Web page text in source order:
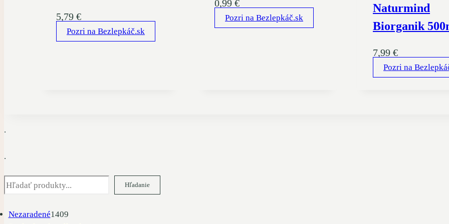
5,79 €
Pozri na Bezlepkáč.sk
0,99 €
Pozri na Bezlepkáč.sk
Naturmind
Biorganik
7,99 €
Pozri na
.
.
Hľadať Hľadanie
Nezaradené14091409